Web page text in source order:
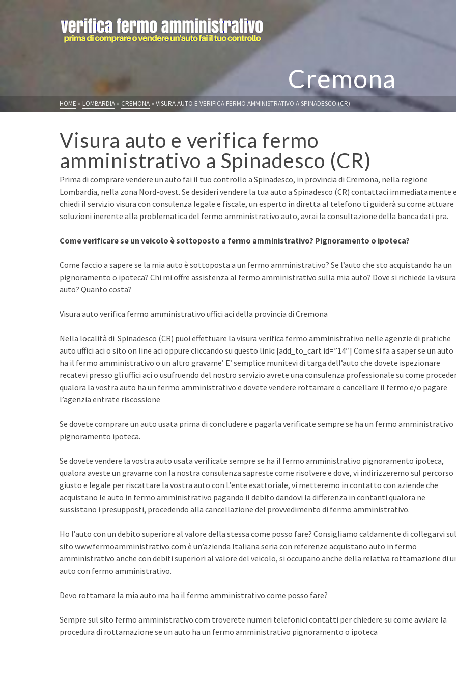
Cremona
HOME » LOMBARDIA » CREMONA » VISURA AUTO E VERIFICA FERMO AMMINISTRATIVO A SPINADESCO (CR)
Visura auto e verifica fermo
amministrativo a Spinadesco (CR)
Prima di comprare vendere un auto fai il tuo controllo a Spinadesco, in provincia di Cremona, nella regione
Lombardia, nella zona Nord-ovest. Se desideri vendere la tua auto a Spinadesco (CR) contattaci immediatamente
chiedi il servizio visura con consulenza legale e fiscale, un esperto in diretta al telefono ti guiderà su come attuare
soluzioni inerente alla problematica del fermo amministrativo auto, avrai la consultazione della banca dati pra.
Come verificare se un veicolo è sottoposto a fermo amministrativo? Pignoramento o ipoteca?
Come faccio a sapere se la mia auto è sottoposta a un fermo amministrativo? Se l’auto che sto acquistando ha un
pignoramento o ipoteca? Chi mi offre assistenza al fermo amministrativo sulla mia auto? Dove si richiede la visura
auto? Quanto costa?
Visura auto verifica fermo amministrativo uffici aci della provincia di Cremona
Nella località di Spinadesco (CR) puoi effettuare la visura verifica fermo amministrativo nelle agenzie di pratiche
auto uffici aci o sito on line aci oppure cliccando su questo link: [add_to_cart id=”14″] Come si fa a saper se un auto
ha il fermo amministrativo o un altro gravame’ E’ semplice munitevi di targa dell’auto che dovete ispezionare
recatevi presso gli uffici aci o usufruendo del nostro servizio avrete una consulenza professionale su come
qualora la vostra auto ha un fermo amministrativo e dovete vendere rottamare o cancellare il fermo e/o pagare
l’agenzia entrate riscossione
Se dovete comprare un auto usata prima di concludere e pagarla verificate sempre se ha un fermo amministrativo
pignoramento ipoteca.
Se dovete vendere la vostra auto usata verificate sempre se ha il fermo amministrativo pignoramento ipoteca,
qualora aveste un gravame con la nostra consulenza sapreste come risolvere e dove, vi indirizzeremo sul percorso
giusto e legale per riscattare la vostra auto con L’ente esattoriale, vi metteremo in contatto con aziende che
acquistano le auto in fermo amministrativo pagando il debito dandovi la differenza in contanti qualora ne
sussistano i presupposti, procedendo alla cancellazione del provvedimento di fermo amministrativo.
Ho l’auto con un debito superiore al valore della stessa come posso fare? Consigliamo caldamente di collegarvi sul
sito www.fermoamministrativo.com è un’azienda Italiana seria con referenze acquistano auto in fermo
amministrativo anche con debiti superiori al valore del veicolo, si occupano anche della relativa rottamazione di
auto con fermo amministrativo.
Devo rottamare la mia auto ma ha il fermo amministrativo come posso fare?
Sempre sul sito fermo amministrativo.com troverete numeri telefonici contatti per chiedere su come avviare la
procedura di rottamazione se un auto ha un fermo amministrativo pignoramento o ipoteca